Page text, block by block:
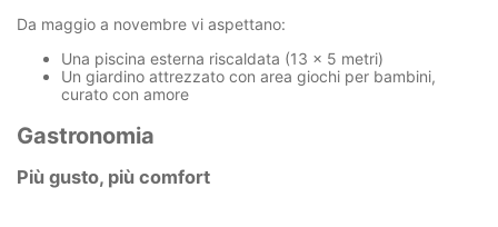
Da maggio a novembre vi aspettano:
Una piscina esterna riscaldata (13 × 5 metri)
Un giardino attrezzato con area giochi per bambini,
curato con amore
Gastronomia
Più gusto, più comfort